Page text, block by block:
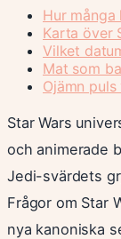
Hur många
Karta över
Vilket
Mat som
Ojämn
Star Wars
och animerade
Jedi-svärdets
Frågor om Star
nya kanoniska